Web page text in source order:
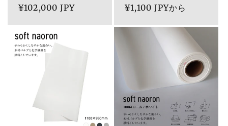
通
価
格
¥102,000 JPY
通
価
¥1,100 JPYから